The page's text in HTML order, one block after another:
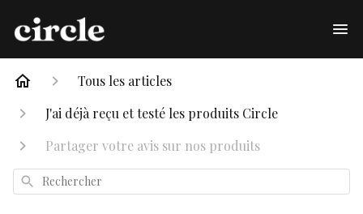
Tous les articles
J'ai déjà reçu et testé les produits Circle
Partager votre avis sur nos produits
Rechercher